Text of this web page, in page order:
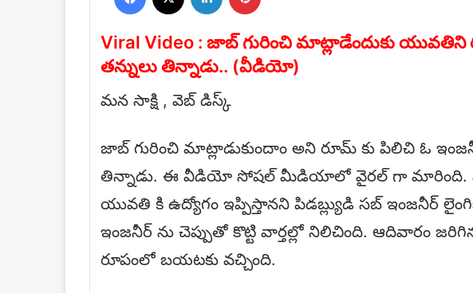
Viral Video : జాబ్ గురించి మాట్లాడేందుకు యువతిని
తన్నులు తిన్నాడు.. (వీడియో)
మన సాక్షి , వెబ్ డిస్క్
జాబ్ గురించి మాట్లాడుకుందాం అని రూమ్ కు పిలిచి ఓ
తిన్నాడు. ఈ వీడియో సోషల్ మీడియాలో వైరల్ గా మారింది.
యువతి కి ఉద్యోగం ఇప్పిస్తానని పిడబ్ల్యుడి సబ్ ఇంజనీర్
ఇంజనీర్ ను చెప్పుతో కొట్టి వార్తల్లో నిలిచింది. ఆదివారం
రూపంలో బయటకు వచ్చింది.